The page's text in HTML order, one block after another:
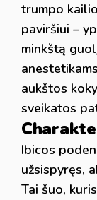
trumpo
paviršiui –
minkštą
aukštos
sveikatos
Ibicos
užsispyręs,
Tai šuo,